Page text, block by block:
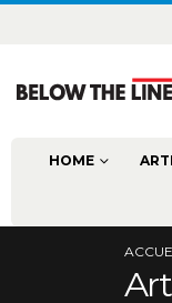
HOME